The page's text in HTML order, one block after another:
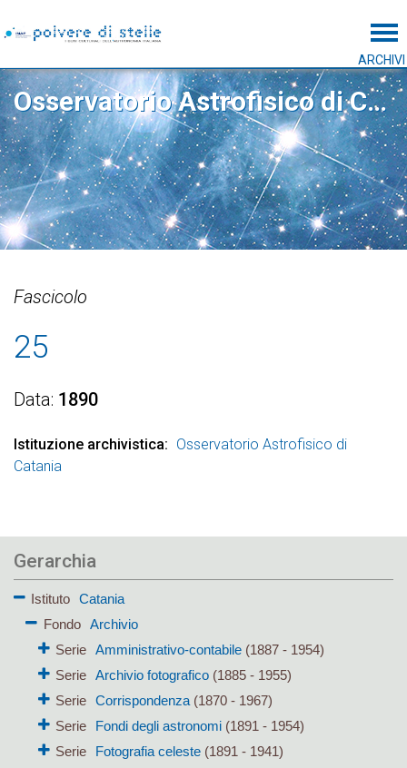
ARCHIVI
Osservatorio Astrofisico di Catania
Fascicolo
25
Data 1890
Istituzione archivistica
Osservatorio Astrofisico di
Catania
Gerarchia
Istituto
Catania
Fondo
Archivio
Serie Amministrativo-contabile(1887 - 1954)
Serie Archivio fotografico(1885 - 1955)
Serie Corrispondenza(1870 - 1967)
Serie
Fondi degli astronomi(1891 - 1954)
Serie
Fotografia celeste(1891 - 1941)